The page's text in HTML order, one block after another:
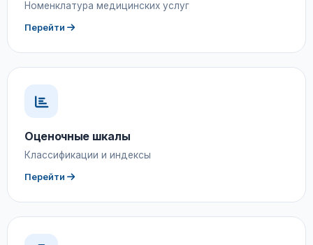
Номенклатура медицинских услуг
Перейти
Оценочные шкалы
Классификации и индексы
Перейти